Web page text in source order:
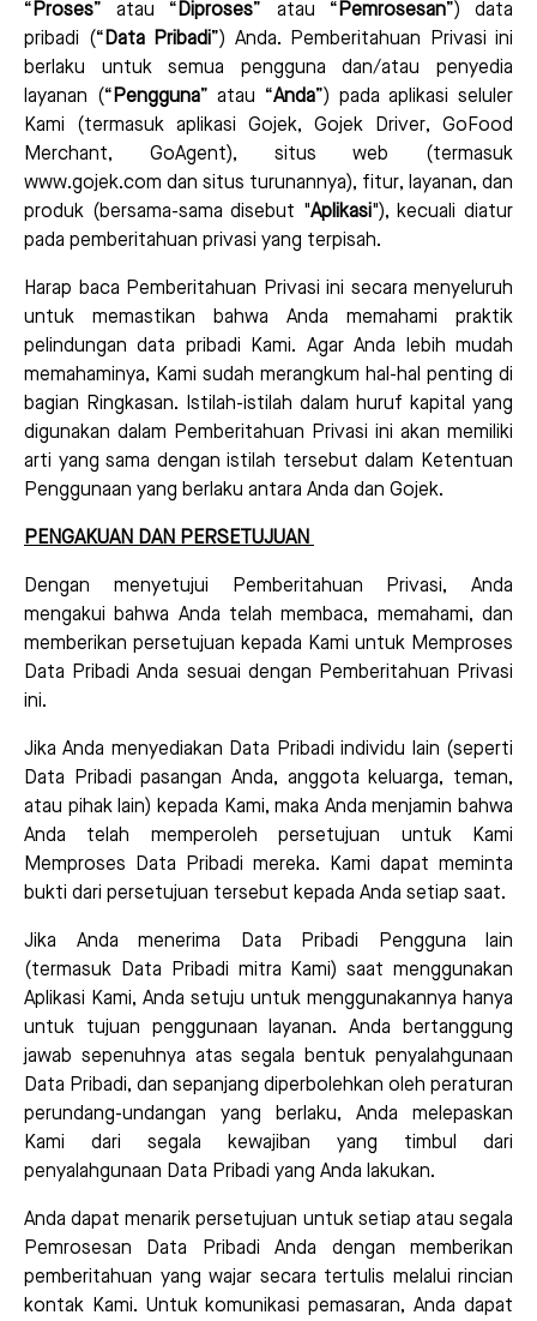
“ Proses” atau “ Diproses” atau “ Pemrosesan”) data
pribadi (“ Data Pribadi”) Anda. Pemberitahuan Privasi ini
berlaku untuk semua pengguna dan/atau penyedia
layanan (“ Pengguna” atau “Anda”) pada aplikasi seluler
Kami (termasuk aplikasi Gojek, Gojek Driver, GoFood
Merchant, GoAgent), situs web (termasuk
www.gojek.com dan situs turunannya), fitur, layanan, dan
produk (bersama-sama disebut "Aplikasi"), kecuali diatur
pada pemberitahuan privasi yang terpisah.
Harap baca Pemberitahuan Privasi ini secara menyeluruh
untuk memastikan bahwa Anda memahami praktik
pelindungan data pribadi Kami. Agar Anda lebih mudah
memahaminya, Kami sudah merangkum hal-hal penting di
bagian Ringkasan. Istilah-istilah dalam huruf kapital yang
digunakan dalam Pemberitahuan Privasi ini akan memiliki
arti yang sama dengan istilah tersebut dalam Ketentuan
Penggunaan yang berlaku antara Anda dan Gojek.
PENGAKUAN DAN PERSETUJUAN
Dengan menyetujui Pemberitahuan Privasi, Anda
mengakui bahwa Anda telah membaca, memahami, dan
memberikan persetujuan kepada Kami untuk Memproses
Data Pribadi Anda sesuai dengan Pemberitahuan Privasi
ini.
Jika Anda menyediakan Data Pribadi individu lain (seperti
Data Pribadi pasangan Anda, anggota keluarga, teman,
atau pihak lain) kepada Kami, maka Anda menjamin bahwa
Anda telah memperoleh persetujuan untuk Kami
Memproses Data Pribadi mereka. Kami dapat meminta
bukti dari persetujuan tersebut kepada Anda setiap saat.
Jika Anda menerima Data Pribadi Pengguna lain
(termasuk Data Pribadi mitra Kami) saat menggunakan
Aplikasi Kami, Anda setuju untuk menggunakannya hanya
untuk tujuan penggunaan layanan. Anda bertanggung
jawab sepenuhnya atas segala bentuk penyalahgunaan
Data Pribadi, dan sepanjang diperbolehkan oleh peraturan
perundang-undangan yang berlaku, Anda melepaskan
Kami dari segala kewajiban yang timbul dari
penyalahgunaan Data Pribadi yang Anda lakukan.
Anda dapat menarik persetujuan untuk setiap atau segala
Pemrosesan Data Pribadi Anda dengan memberikan
pemberitahuan yang wajar secara tertulis melalui rincian
kontak Kami. Untuk komunikasi pemasaran, Anda dapat